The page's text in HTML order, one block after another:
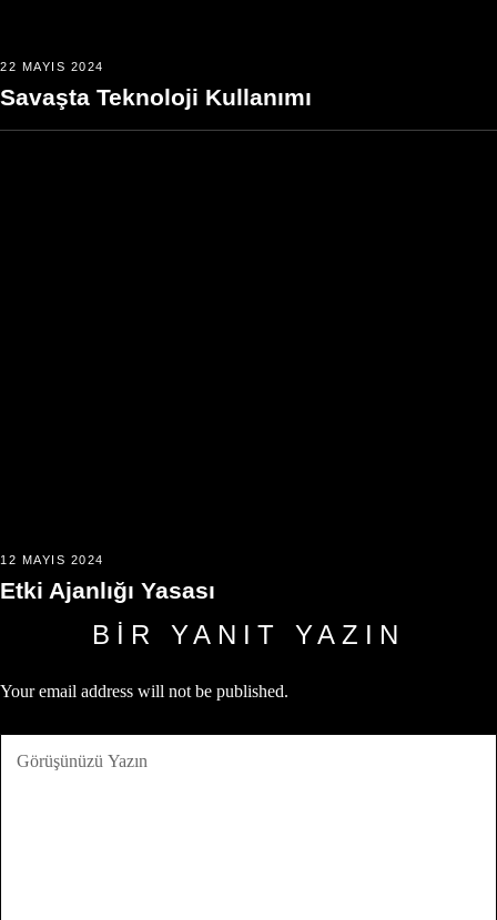
22 MAYIS 2024
Savaşta Teknoloji Kullanımı
12 MAYIS 2024
Etki Ajanlığı Yasası
BIR YANIT YAZIN
Your email address will not be published.